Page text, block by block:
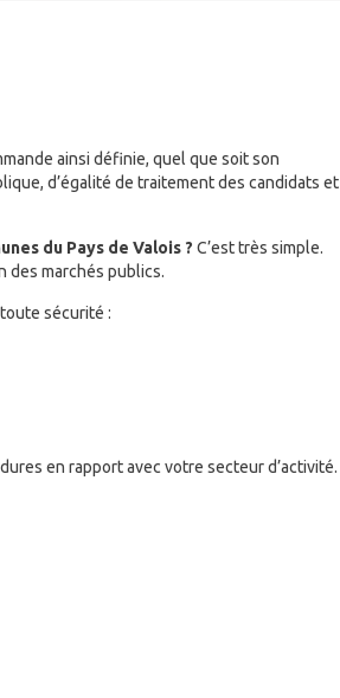
ainsi définie, quel que soit son
d’égalité de traitement des candidats et
du Pays de Valois ? C’est très simple.
des marchés publics.
sécurité :
en rapport avec votre secteur d’activité.